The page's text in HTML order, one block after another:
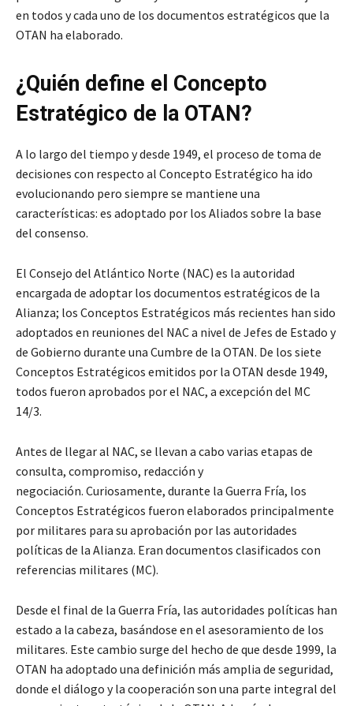
en todos y cada uno de los documentos estratégicos que la
OTAN ha elaborado.
¿Quién define el Concepto
Estratégico de la OTAN?
A lo largo del tiempo y desde 1949, el proceso de toma de
decisiones con respecto al Concepto Estratégico ha ido
evolucionando pero siempre se mantiene una
características: es adoptado por los Aliados sobre la base
del consenso.
El Consejo del Atlántico Norte (NAC) es la autoridad
encargada de adoptar los documentos estratégicos de la
Alianza; los Conceptos Estratégicos más recientes han sido
adoptados en reuniones del NAC a nivel de Jefes de Estado y
de Gobierno durante una Cumbre de la OTAN. De los siete
Conceptos Estratégicos emitidos por la OTAN desde 1949,
todos fueron aprobados por el NAC, a excepción del MC
14/3.
Antes de llegar al NAC, se llevan a cabo varias etapas de
consulta, compromiso, redacción y
negociación. Curiosamente, durante la Guerra Fría, los
Conceptos Estratégicos fueron elaborados principalmente
por militares para su aprobación por las autoridades
políticas de la Alianza. Eran documentos clasificados con
referencias militares (MC).
Desde el final de la Guerra Fría, las autoridades políticas han
estado a la cabeza, basándose en el asesoramiento de los
militares. Este cambio surge del hecho de que desde 1999, la
OTAN ha adoptado una definición más amplia de seguridad,
donde el diálogo y la cooperación son una parte integral del